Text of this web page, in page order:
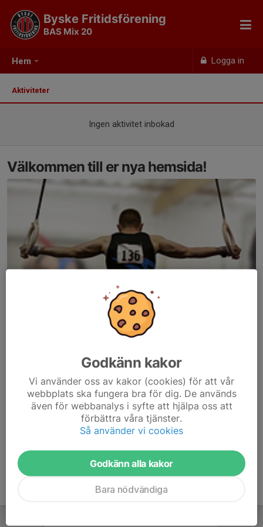
Hem Logga in
Byske Fritidsförening
BAS Mix 20
Aktiviteter
Ingen aktivitet inbokad
Välkommen till er nya hemsida!
Här hamnar automatiskt de senaste nyheterna på hemsidan. För
att kunna börja administrera hemsidan loggar du in högst upp till
höger.
Godkänn kakor
Vi använder oss av kakor (cookies) för att vår
webbplats ska fungera bra för dig. De används
även för webbanalys i syfte att hjälpa oss att
förbättra våra tjänster.
Så använder vi cookies
Godkänn alla kakor
Bara nödvändiga